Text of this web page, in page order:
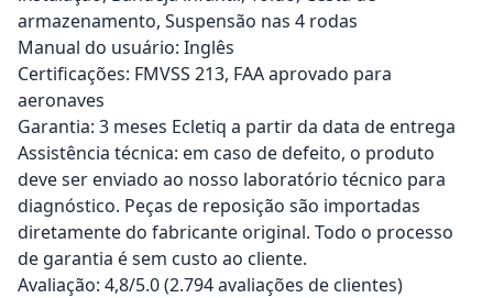
armazenamento, Suspensão nas 4 rodas
Manual do usuário: Inglês
Certificações: FMVSS 213, FAA aprovado para
aeronaves
Garantia: 3 meses Ecletiq a partir da data de entrega
Assistência técnica: em caso de defeito, o produto
deve ser enviado ao nosso laboratório técnico para
diagnóstico. Peças de reposição são importadas
diretamente do fabricante original. Todo o processo
de garantia é sem custo ao cliente.
Avaliação: 4,8/5.0 (2.794 avaliações de clientes)